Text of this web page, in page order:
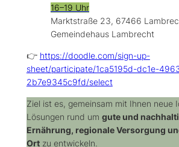
16–19 Uhr
Marktstraße 23, 67466
Gemeindehaus Lambrecht
👉 https://doodle.com/sign-up-
sheet/participate/1ca5195d-dc1e-
2b7e9345c9fd/select
Ziel ist es, gemeinsam mit Ihnen neue
Lösungen rund um gute und
Ernährung, regionale Versorgung
Ortzu entwickeln.